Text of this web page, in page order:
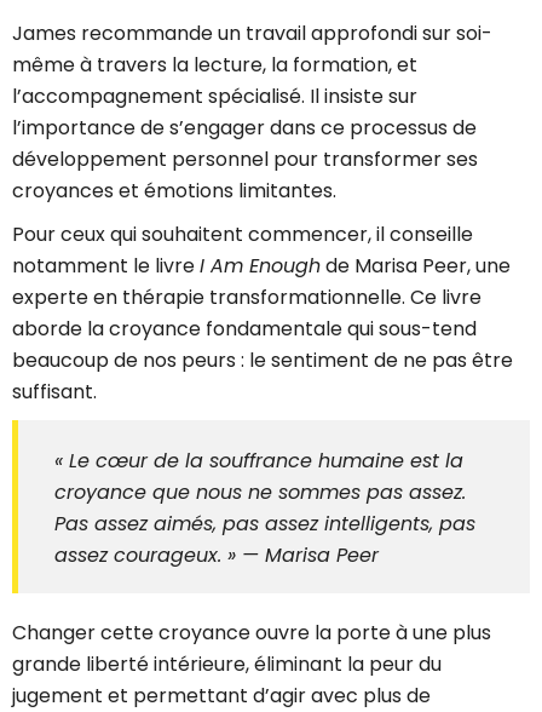
James recommande un travail approfondi sur soi-
même à travers la lecture, la formation, et
l’accompagnement spécialisé. Il insiste sur
l’importance de s’engager dans ce processus de
développement personnel pour transformer ses
croyances et émotions limitantes.
Pour ceux qui souhaitent commencer, il conseille
notamment le livreI Am Enoughde Marisa Peer, une
experte en thérapie transformationnelle. Ce livre
aborde la croyance fondamentale qui sous-tend
beaucoup de nos peurs : le sentiment de ne pas être
suffisant.
« Le cœur de la souffrance humaine est la
croyance que nous ne sommes pas assez.
Pas assez aimés, pas assez intelligents, pas
assez courageux. » — Marisa Peer
Changer cette croyance ouvre la porte à une plus
grande liberté intérieure, éliminant la peur du
jugement et permettant d’agir avec plus de